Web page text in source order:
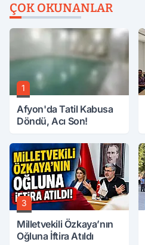
ÇOK OKUNANLAR
1
Afyon'da Tatil Kabusa
Döndü, Acı Son!
3
Milletvekili Özkaya’nın
Oğluna İftira Atıldı